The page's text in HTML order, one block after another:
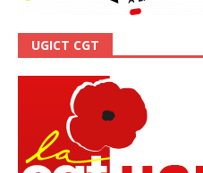
UGICT CGT